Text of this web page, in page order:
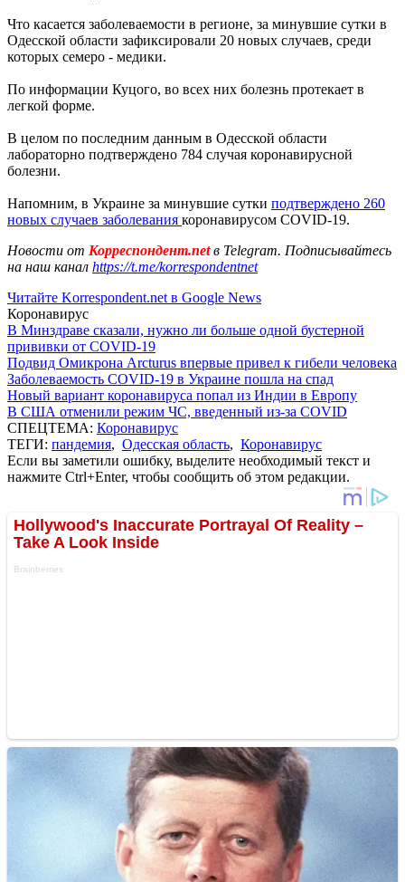
Что касается заболеваемости в регионе, за минувшие сутки в
Одесской области зафиксировали 20 новых случаев, среди
которых семеро - медики.
По информации Куцого, во всех них болезнь протекает в
легкой форме.
В целом по последним данным в Одесской области
лабораторно подтверждено 784 случая коронавирусной
болезни.
Напомним, в Украине за минувшие сутки подтверждено 260
новых случаев заболевания коронавирусом COVID-19.
Новости от Корреспондент.netв Telegram. Подписывайтесь
на наш канал https://t.me/korrespondentnet
Читайте Korrespondent.net в Google News
Коронавирус
В Минздраве сказали, нужно ли больше одной бустерной
прививки от COVID-19
Подвид Омикрона Arcturus впервые привел к гибели человека
Заболеваемость COVID-19 в Украине пошла на спад
Новый вариант коронавируса попал из Индии в Европу
В США отменили режим ЧС, введенный из-за COVID
СПЕЦТЕМА: Коронавирус
ТЕГИ: пандемия, Одесская область, Коронавирус
Если вы заметили ошибку, выделите необходимый текст и
нажмите Ctrl+Enter, чтобы сообщить об этом редакции.